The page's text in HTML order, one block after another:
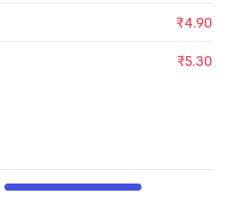
₹4.90
₹5.30